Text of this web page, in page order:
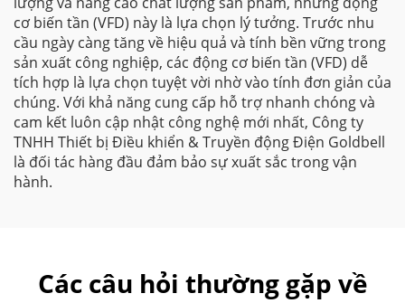
cơ biến tần (VFD) này là lựa chọn lý tưởng. Trước nhu
cầu ngày càng tăng về hiệu quả và tính bền vững trong
sản xuất công nghiệp, các động cơ biến tần (VFD) dễ
tích hợp là lựa chọn tuyệt vời nhờ vào tính đơn giản của
chúng. Với khả năng cung cấp hỗ trợ nhanh chóng và
cam kết luôn cập nhật công nghệ mới nhất, Công ty
TNHH Thiết bị Điều khiển & Truyền động Điện Goldbell
là đối tác hàng đầu đảm bảo sự xuất sắc trong vận
hành.
Các câu hỏi thường gặp về